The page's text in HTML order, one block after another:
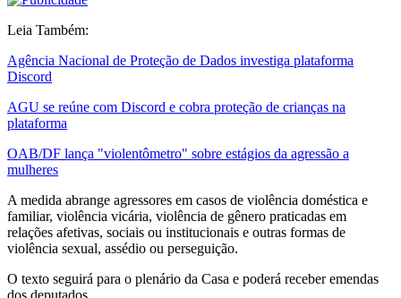
Leia Também:
Agência Nacional de Proteção de Dados investiga plataforma
Discord
AGU se reúne com Discord e cobra proteção de crianças na
plataforma
OAB/DF lança "violentômetro" sobre estágios da agressão a
mulheres
A medida abrange agressores em casos de violência doméstica e
familiar, violência vicária, violência de gênero praticadas em
relações afetivas, sociais ou institucionais e outras formas de
violência sexual, assédio ou perseguição.
O texto seguirá para o plenário da Casa e poderá receber emendas
dos deputados.